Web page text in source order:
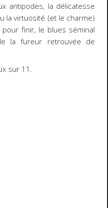
antipodes, la délicatesse
la virtuosité (et le charme)
finir, le blues séminal
la fureur retrouvée de
sur 11.